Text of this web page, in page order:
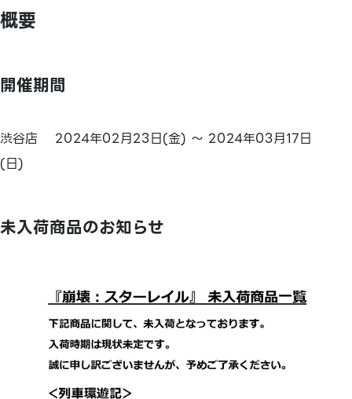
概要
開催期間
渋谷店 2024年02月23日(金) ～ 2024年03月17日
(日)
未入荷商品のお知らせ